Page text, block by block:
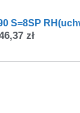
S=8SP
zł